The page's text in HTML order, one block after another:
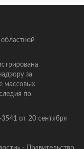
за
массовых
по
от 20 сентября